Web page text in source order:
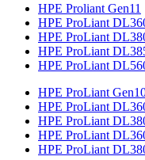
HPE Proliant Gen11
HPE ProLiant
HPE ProLiant
HPE ProLiant
HPE ProLiant
HPE ProLiant
HPE ProLiant
HPE ProLiant
HPE ProLiant
HPE ProLiant